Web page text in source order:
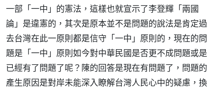
一部「一中」的憲法，這樣也就宣示了李登輝「兩國
論」是違憲的，其次是原本並不是問題的說法是肯定過
去台灣在此一原則都是信守「一中」原則的，現在的問
題是「一中」原則如今對中華民國是否更不成問題或是
已經有了問題了呢？陳的回答是現在有問題了，問題的
產生原因是對岸未能深入瞭解台灣人民心中的疑慮，換